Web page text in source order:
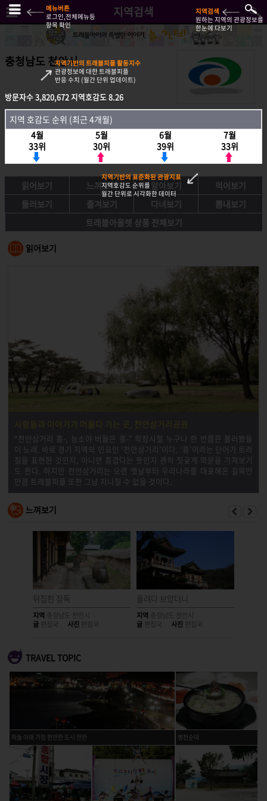
지역검색
충청남도 천안시
방문자수3,820,672지역호감도8.26
지역호감도 순위 (최근 4개월)
4월
33위
5월
30위
6월
39위
7월
33위
읽어보기 느껴보기 알아보기
먹어보기
둘러보기
즐겨보기 다녀보기
뽐내보기
트래블아울렛 상품 전체보기
읽어보기
사람들과 이야기가 머물다 가는 곳, 천안삼거리공원
“천안삼거리 흥-, 능소야 버들은 흥-” 학창시절 누구나 한 번쯤은 불러봤을
이 노래. 바로 경기 지역의 민요인 ‘천안삼거리’이다. ‘흥’이라는 단어가 토라
짐을 표현한 것인지, 아니면 흥겹다는 뜻인지 괜히 짓궂게 의문을 가져보기
도 한다. 하지만 천안삼거리는 오랜 옛날부터 우리나라를 대표해온 길목인
만큼 트래블피플 또한 그냥 지나칠 수 없을 것이다.
느껴보기
뒤집힌 장독
지역 충청남도 천안시
글 편집국 사진 편집국
올려다 보았더니
지역 충청남도 천안시
글 편집국 사진 편집국
TRAVEL TOPIC
하늘 아래 가장 편안한 도시 천안 병천순대
방문자수3,820,672지역호감도8.26
지역 호감도 순위 (최근 4개월)
4월
33위
5월
30위
6월
39위
7월
33위
메뉴버튼
로그인,전체메뉴등
항목 확인
지역검색
원하는 지역의 관광정보를
한눈에 다보기
지역기반의 트래블피플 활동지수
관광정보에 대한 트래블피플
반응 수치 (월간 단위 업데이트)
지역기반의 표준화된 관광지표
지역호감도 순위를
월간 단위로 시각화한 데이터